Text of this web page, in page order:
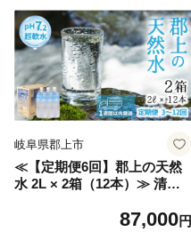
ブルーベリー 生 大粒 ぶるー
べりー ブルーベリー 生 大粒
国産 ブルーベリー 生 大粒 ぶ
るーべりー ブルーベリー 生
大粒 国産 ブルーベリー 生 大
粒 ぶるーべりー ブルーベリ
ー 生
岐阜県郡上市
≪【定期便6回】郡上の天然
水 2L × 2箱（12本）≫ 清流
定期 定期配送 6回 日用品 生
87,000円